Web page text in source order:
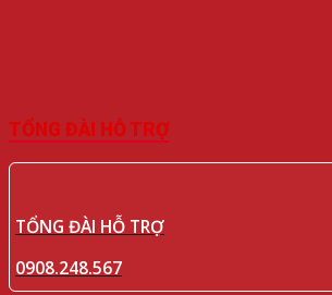
TỔNG ĐÀI HỖ TRỢ
TỔNG ĐÀI HỖ TRỢ
0908.248.567